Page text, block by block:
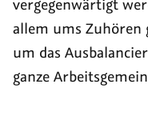
vergegenwärtigt
allem ums Zuhören
um das
ganze